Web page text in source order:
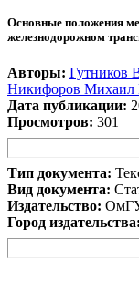
Основные положения
железнодорожном
Авторы: Гутников
Никифоров Михаил
Дата публикации:
Просмотров: 301
Тип документа:
Вид документа:
Издательство:
Город издательства: